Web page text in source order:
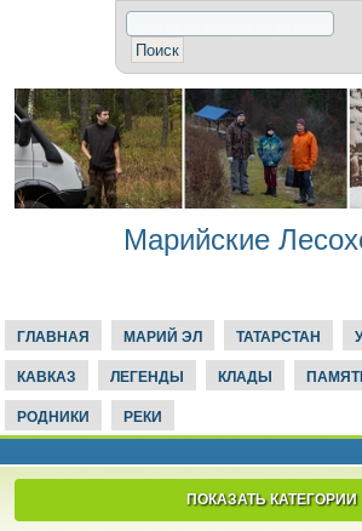
Марийские
ГЛАВНАЯ МАРИЙ ЭЛ ТАТАРСТАН
КАВКАЗ ЛЕГЕНДЫ КЛАДЫ
РОДНИКИ РЕКИ
ПОКАЗАТЬ КАТЕГОРИИ